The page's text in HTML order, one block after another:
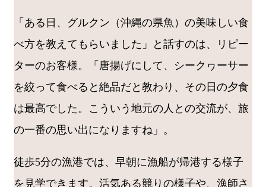
「ある日、グルクン（沖縄の県魚）の美味しい食
べ方を教えてもらいました」と話すのは、リピー
ターのお客様。「唐揚げにして、シークヮーサー
を絞って食べると絶品だと教わり、その日の夕食
は最高でした。こういう地元の人との交流が、旅
の一番の思い出になりますね」。
徒歩5分の漁港では、早朝に漁船が帰港する様子
を見学できます。活気ある競りの様子や、漁師さ